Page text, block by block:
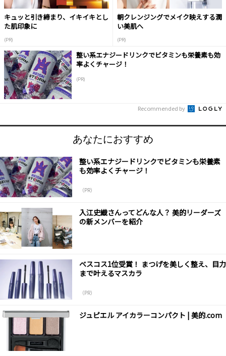
キュッと引き締まり、イキイキとし
た肌印象に
(PR)
朝クレンジングでメイク映えする潤
い美肌へ
(PR)
整い系エナジードリンクでビタミンも栄養素も効
率よくチャージ！
(PR)
Recommended by
あなたにおすすめ
整い系エナジードリンクでビタミンも栄養素
も効率よくチャージ！
（PR）
入江史織さんってどんな人？ 美的リーダーズ
の新メンバーを紹介
ベスコス1位受賞！ まつげを美しく整え、目力
まで叶えるマスカラ
（PR）
ジュピエル アイカラーコンパクト | 美的.com